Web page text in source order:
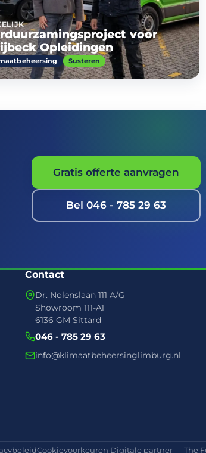
voor
Opleidingen
Susteren
Gratis offerte aanvragen
Bel 046 - 785 29 63
Contact
Dr. Nolenslaan 111 A/G
Showroom 111-A1
6136 GM Sittard
046 - 785 29 63
info@klimaatbeheersinglimburg.nl
Cookievoorkeuren·Digitale partner — The